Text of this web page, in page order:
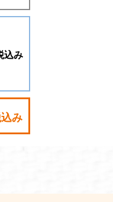
込み
込み